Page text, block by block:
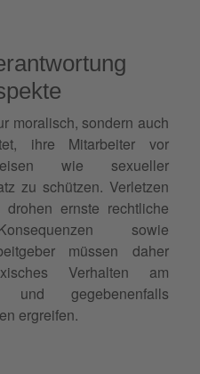
moralisch, sondern auch
ihre Mitarbeiter vor
wie sexueller
zu schützen. Verletzen
ernste rechtliche
sowie
müssen daher
Verhalten am
und gegebenenfalls
ergreifen.